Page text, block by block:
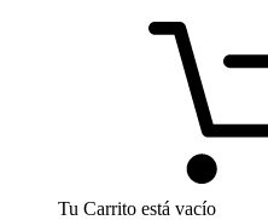
Tu Carrito está vacío